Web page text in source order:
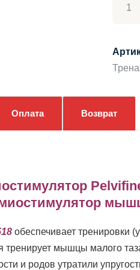
КМ
518
Оплата Возврат
мышц
обеспечивает тренировки
тренирует мышцы малого
и родов утратили